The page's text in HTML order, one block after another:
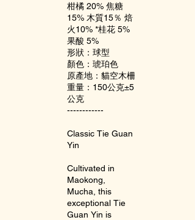
柑橘 20% 焦糖
15% 木質15％ 焙
火10% *桂花 5%
果酸 5%
形狀：球型
顏色：琥珀色
原產地：貓空木柵
重量：150公克±5
公克
------------
Classic Tie Guan
Yin
Cultivated in
Maokong,
Mucha, this
exceptional Tie
Guan Yin is